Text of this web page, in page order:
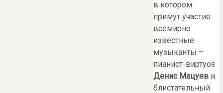
в котором
примут участие
всемирно
известные
музыканты –
пианист-виртуоз
Денис Мацуев и
блистательный